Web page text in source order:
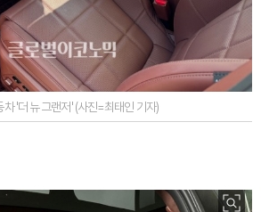
차 '더 뉴 그랜저' (사진=최태인 기자)